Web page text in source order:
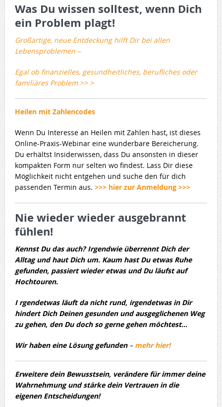
Was Du wissen solltest, wenn Dich
ein Problem plagt!
Großartige, neue Entdeckung hilft Dir bei allen
Lebensproblemen –
Egal ob finanzielles, gesundheitliches, berufliches oder
familiäres Problem >> >
Heilen mit Zahlencodes
Wenn Du Interesse an Heilen mit Zahlen hast, ist dieses
Online-Praxis-Webinar eine wunderbare Bereicherung.
Du erhältst Insiderwissen, dass Du ansonsten in dieser
kompakten Form nur selten wo findest. Lass Dir diese
Möglichkeit nicht entgehen und suche den für dich
passenden Termin aus. >>> hier zur Anmeldung >>>
Nie wieder wieder ausgebrannt
fühlen!
Kennst Du das auch? Irgendwie überrennt Dich der
Alltag und haut Dich um. Kaum hast Du etwas Ruhe
gefunden, passiert wieder etwas und Du läufst auf
Hochtouren.
I rgendetwas läuft da nicht rund, irgendetwas in Dir
hindert Dich Deinen gesunden und ausgeglichenen Weg
zu gehen, den Du doch so gerne gehen möchtest…
Wir haben eine Lösung gefunden – mehr hier!
Erweitere dein Bewusstsein, verändere für immer deine
Wahrnehmung und stärke dein Vertrauen in die
eigenen Entscheidungen!